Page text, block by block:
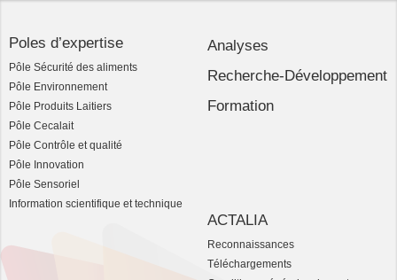
Poles d’expertise
Pôle Sécurité des aliments
Pôle Environnement
Pôle Produits Laitiers
Pôle Cecalait
Pôle Contrôle et qualité
Pôle Innovation
Pôle Sensoriel
Information scientifique et technique
Analyses
Recherche-Développement
Formation
ACTALIA
Reconnaissances
Téléchargements